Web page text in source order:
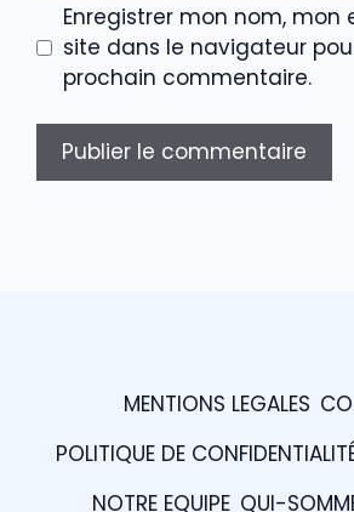
Enregistrer mon nom,
site dans le navigateur
prochain commentaire.
MENTIONS LEGALES
POLITIQUE DE
NOTRE EQUIPE QUI-